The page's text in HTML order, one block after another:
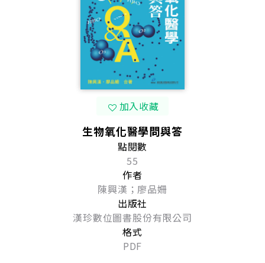
加入收藏
生物氧化醫學問與答
點閱數
55
作者
陳興漢；廖品姍
出版社
漢珍數位圖書股份有限公司
格式
PDF